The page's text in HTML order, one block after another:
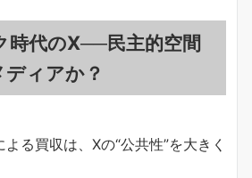
時代のX──民主的空間
ィアか？
る買収は、Xの“公共性”を大きく